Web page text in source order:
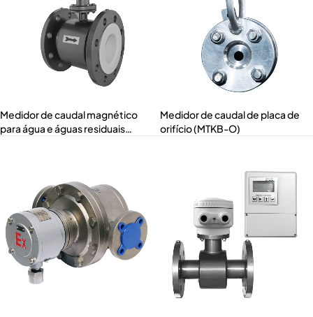
Medidor de caudal magnético
para água e águas residuais
Medidor de caudal de placa de
orifício (MTKB-O)